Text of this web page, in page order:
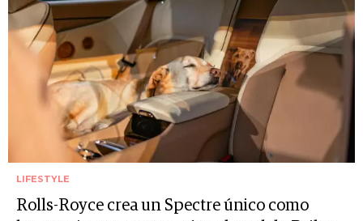
LIFESTYLE
Rolls-Royce crea un Spectre único como